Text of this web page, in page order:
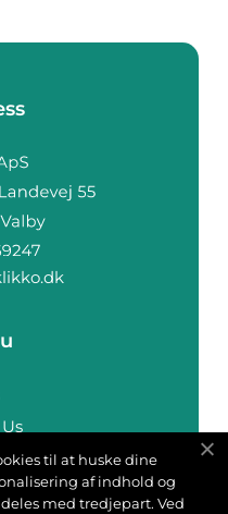
til at huske dine
af indhold og
med tredjepart. Ved